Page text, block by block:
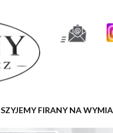
SZYJEMY FIRANY NA